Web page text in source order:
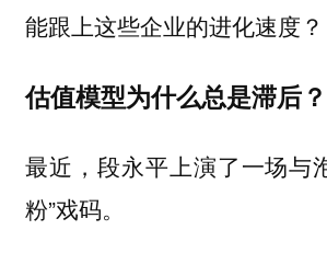
能跟上这些企业的进化速度？
估值模型为什么总是滞后？
最近，段永平上演了一场与
粉”戏码。